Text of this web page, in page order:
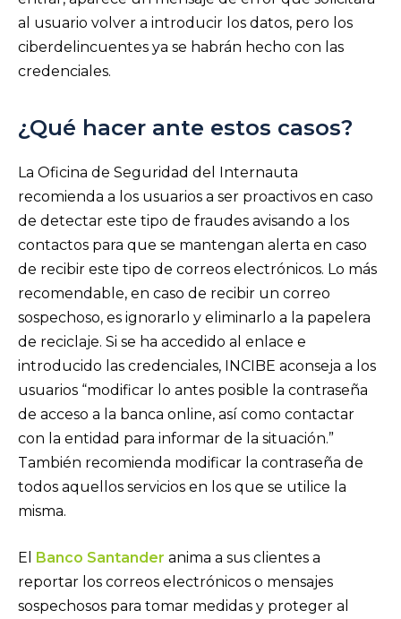
al usuario volver a introducir los datos, pero los
ciberdelincuentes ya se habrán hecho con las
credenciales.
¿Qué hacer ante estos casos?
La Oficina de Seguridad del Internauta
recomienda a los usuarios a ser proactivos en caso
de detectar este tipo de fraudes avisando a los
contactos para que se mantengan alerta en caso
de recibir este tipo de correos electrónicos. Lo más
recomendable, en caso de recibir un correo
sospechoso, es ignorarlo y eliminarlo a la papelera
de reciclaje. Si se ha accedido al enlace e
introducido las credenciales, INCIBE aconseja a los
usuarios “modificar lo antes posible la contraseña
de acceso a la banca online, así como contactar
con la entidad para informar de la situación.”
También recomienda modificar la contraseña de
todos aquellos servicios en los que se utilice la
misma.
El Banco Santander anima a sus clientes a
reportar los correos electrónicos o mensajes
sospechosos para tomar medidas y proteger al